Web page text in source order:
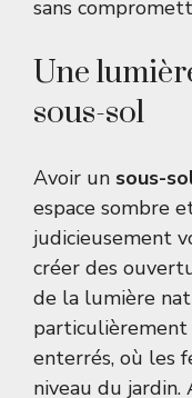
sans
Une
sous-sol
Avoir un sous-
espace sombre
judicieusement
créer des
de la lumière
particulièrement
enterrés, où les
niveau du